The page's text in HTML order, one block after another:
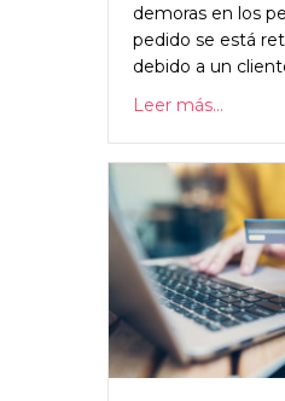
demoras en los
pedido se está
debido a un
Leer más...